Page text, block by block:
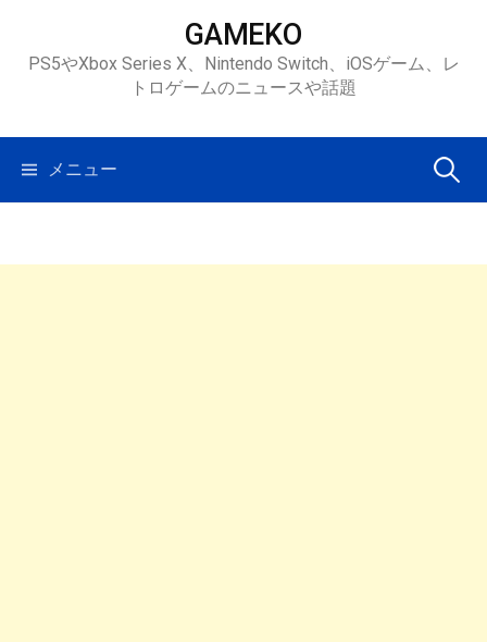
ツ
ス
GAMEKO
PS5やXbox Series X、Nintendo Switch、iOSゲーム、レ
トロゲームのニュースや話題
メニュー 検